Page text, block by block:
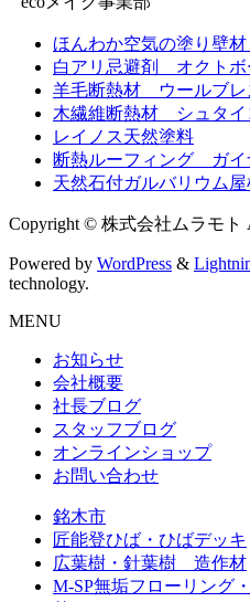
ほんわか空気の塗り壁
白アリ忌避剤 オクトボ
羊毛断熱材 ウールブレ
木繊維断熱材 シュタイ
レイノス天然塗料
断熱ルーフィング ガイ
天然石付ガルバリウム
Copyright © 株式会社ムラモト
Powered by WordPress &
technology.
MENU
お知らせ
会社概要
社長ブログ
スタッフブログ
オンラインショップ
お問い合わせ
銘木市
匠能登ひば・ひばデッキ
広葉樹・針葉樹 造作材
M-SP無垢フローリング